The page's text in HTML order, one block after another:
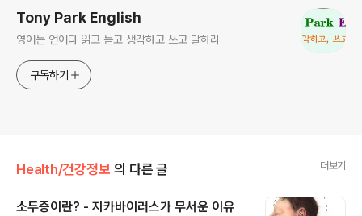
Tony Park English
영어는 언어다 읽고 듣고 생각하고 쓰고 말하라
구독하기
Health/건강정보 의 다른 글 더보기
소두증이란? - 지카바이러스가 무서운 이유